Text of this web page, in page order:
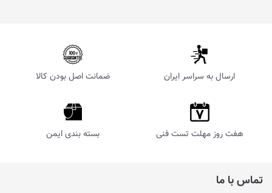
ارسال به سراسر ایران ضمانت اصل بودن کالا
هفت روز مهلت تست فنی بسته بندی ایمن
تماس با ما